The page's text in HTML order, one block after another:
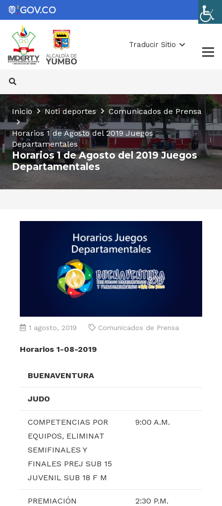
Traducir Sitio
Inicio Noti deportes Comunicados de Prensa
Horarios 1 de Agosto del 2019 Juegos
Departamentales
Horarios 1 de Agosto del 2019 Juegos
Departamentales
1 agosto, 2019 Comunicados de Prensa
Horarios 1-08-2019
BUENAVENTURA
JUDO
COMPETENCIAS POR
EQUIPOS, ELIMINAT
SEMIFINALES Y
FINALES PREJ SUB 15
JUVENIL SUB 18 F M
9:00 A.M.
PREMIACIÓN 2:30 P.M.